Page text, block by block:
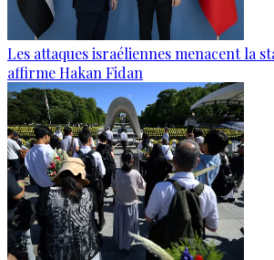
Les attaques israéliennes menacent la
affirme Hakan Fidan